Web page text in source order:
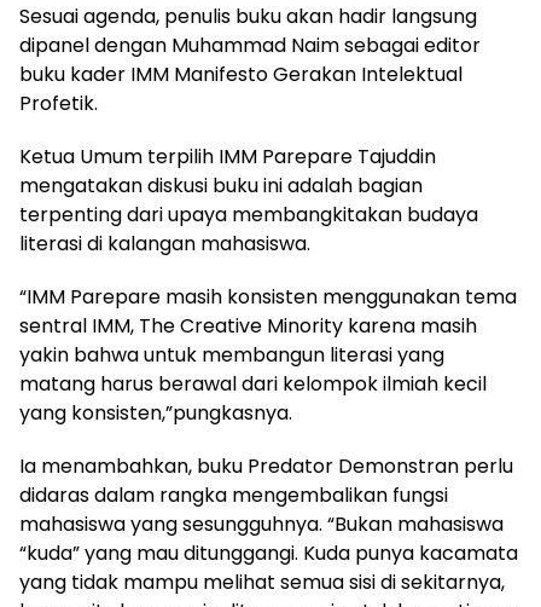
Sesuai agenda, penulis buku akan hadir langsung
dipanel dengan Muhammad Naim sebagai editor
buku kader IMM Manifesto Gerakan Intelektual
Profetik.
Ketua Umum terpilih IMM Parepare Tajuddin
mengatakan diskusi buku ini adalah bagian
terpenting dari upaya membangkitakan budaya
literasi di kalangan mahasiswa.
“IMM Parepare masih konsisten menggunakan tema
sentral IMM, The Creative Minority karena masih
yakin bahwa untuk membangun literasi yang
matang harus berawal dari kelompok ilmiah kecil
yang konsisten,”pungkasnya.
Ia menambahkan, buku Predator Demonstran perlu
didaras dalam rangka mengembalikan fungsi
mahasiswa yang sesungguhnya. “Bukan mahasiswa
“kuda” yang mau ditunggangi. Kuda punya kacamata
yang tidak mampu melihat semua sisi di sekitarnya,